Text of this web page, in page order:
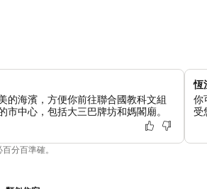
的海濱，方便你前往聯合國教科文組
市中心，包括大三巴牌坊和媽閣廟。
恆
你
受
分百準確。